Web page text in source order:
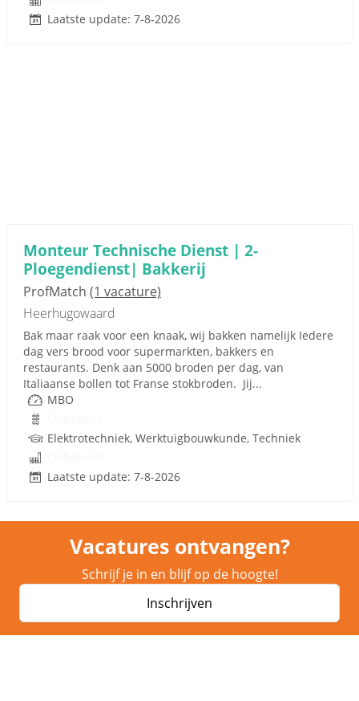
Laatste update: 7-8-2026
Monteur Technische Dienst | 2-
Ploegendienst| Bakkerij
ProfMatch (1 vacature)
Heerhugowaard
Bak maar raak voor een knaak, wij bakken namelijk Iedere
dag vers brood voor supermarkten, bakkers en
restaurants. Denk aan 5000 broden per dag, van
Italiaanse bollen tot Franse stokbroden. Jij...
MBO
Elektrotechniek, Werktuigbouwkunde, Techniek
Laatste update: 7-8-2026
Vacatures ontvangen?
Schrijf je in en blijf op de hoogte!
Inschrijven